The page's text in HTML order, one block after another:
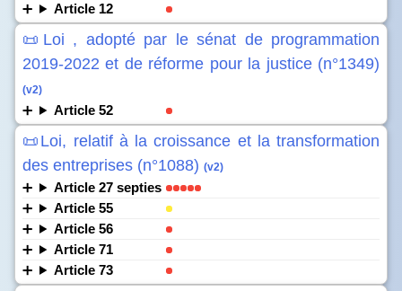
Article 12
📜Loi , adopté par le sénat de programmation
2019-2022 et de réforme pour la justice (n°1349)
(v2)
Article 52
📜Loi, relatif à la croissance et la transformation
des entreprises (n°1088) (v2)
Article 27 septies
Article 55
Article 56
Article 71
Article 73